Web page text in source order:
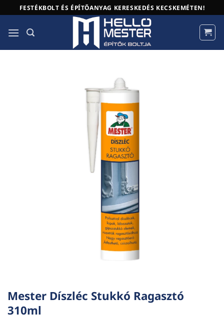
to
content
FESTÉKBOLT ÉS ÉPÍTŐANYAG KERESKEDÉS KECSKEMÉTEN!
Mester Díszléc Stukkó Ragasztó
310ml